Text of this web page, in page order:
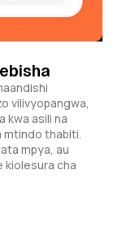
vilivyopangwa,
kwa asili na
mtindo thabiti.
mpya, au
kiolesura cha